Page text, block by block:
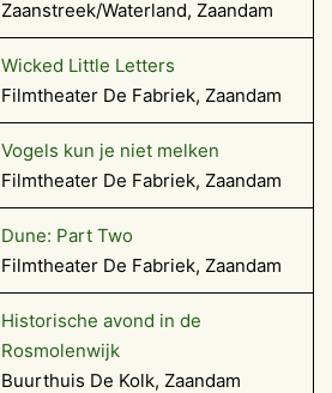
Zaanstreek/Waterland, Zaandam
Wicked Little Letters
Filmtheater De Fabriek, Zaandam
Vogels kun je niet melken
Filmtheater De Fabriek, Zaandam
Dune: Part Two
Filmtheater De Fabriek, Zaandam
Historische avond in de
Rosmolenwijk
Buurthuis De Kolk, Zaandam